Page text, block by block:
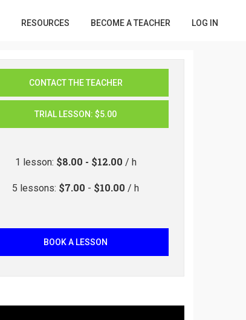
RESOURCES BECOME A TEACHER LOG IN
CONTACT THE TEACHER
TRIAL LESSON: $5.00
1 lesson: $8.00 - $12.00 / h
5 lessons: $7.00 - $10.00 / h
BOOK A LESSON